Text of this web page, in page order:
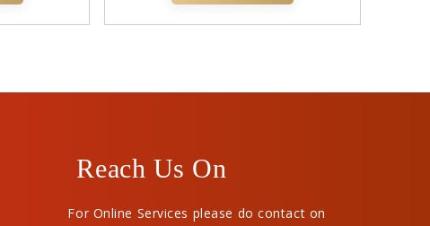
Reach Us On
For Online Services please do contact on